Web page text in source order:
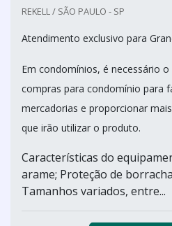
REKELL / SÃO PAULO - SP
Atendimento exclusivo para
Em condomínios, é necessário
compras para condomínio para
mercadorias e proporcionar
que irão utilizar o produto.
Características do
arame; Proteção de
Tamanhos variados, entre...